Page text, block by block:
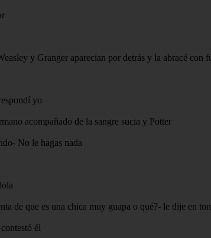
y Granger aparecian por detrás y la abracé con
yo
acompañado de la sangre sucia y Potter
No le hagas nada
de que es una chica muy guapa o qué?- le dije en
él